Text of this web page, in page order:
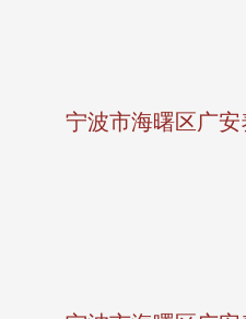
宁波市海曙区广